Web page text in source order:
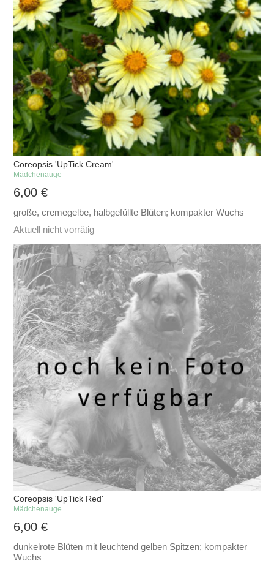
Coreopsis 'UpTick Cream'
Mädchenauge
6,00€
große, cremegelbe, halbgefüllte Blüten; kompakter Wuchs
Aktuell nicht vorrätig
Coreopsis 'UpTick Red'
Mädchenauge
6,00€
dunkelrote Blüten mit leuchtend gelben Spitzen; kompakter
Wuchs